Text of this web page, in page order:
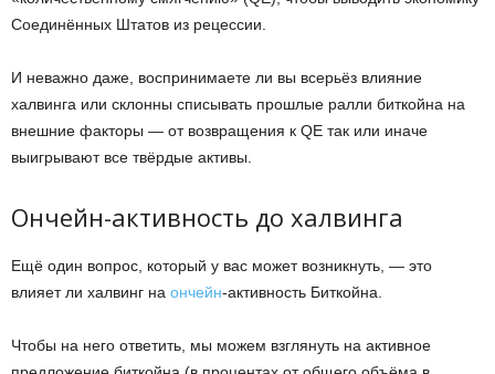
Соединённых Штатов из рецессии.
И неважно даже, воспринимаете ли вы всерьёз влияние
халвинга или склонны списывать прошлые ралли биткойна на
внешние факторы — от возвращения к QE так или иначе
выигрывают все твёрдые активы.
Ончейн-активность до халвинга
Ещё один вопрос, который у вас может возникнуть, — это
влияет ли халвинг на ончейн-активность Биткойна.
Чтобы на него ответить, мы можем взглянуть на активное